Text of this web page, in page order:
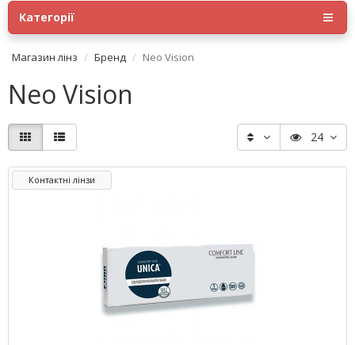
Категорії
Магазин лінз Бренд Neo Vision
Neo Vision
24
Контактні лінзи